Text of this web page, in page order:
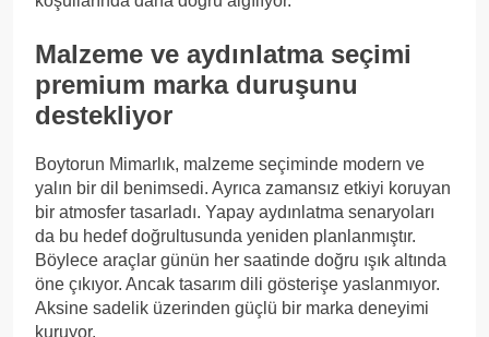
Malzeme ve aydınlatma seçimi
premium marka duruşunu
destekliyor
Boytorun Mimarlık, malzeme seçiminde modern ve
yalın bir dil benimsedi. Ayrıca zamansız etkiyi koruyan
bir atmosfer tasarladı. Yapay aydınlatma senaryoları
da bu hedef doğrultusunda yeniden planlanmıştır.
Böylece araçlar günün her saatinde doğru ışık altında
öne çıkıyor. Ancak tasarım dili gösterişe yaslanmıyor.
Aksine sadelik üzerinden güçlü bir marka deneyimi
kuruyor.